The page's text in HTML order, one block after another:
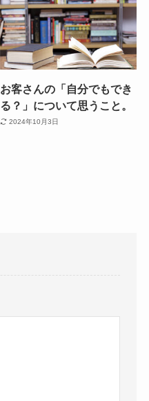
お客さんの「自分でもでき
る？」について思うこと。
2024年10月3日